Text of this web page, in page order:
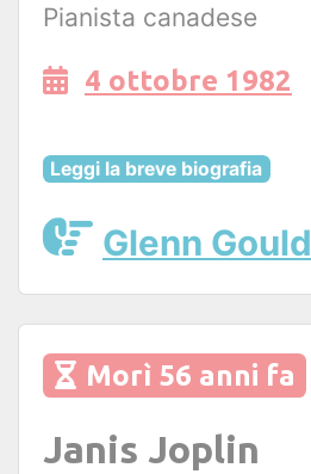
Pianista canadese
4 ottobre 1982
Leggi la breve biografia
Glenn Gould
Morì 56 anni fa
Janis Joplin